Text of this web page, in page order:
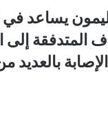
يساعد
المتدفقة إلى
بالعديد